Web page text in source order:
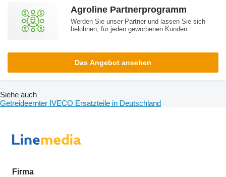
Agroline Partnerprogramm
Werden Sie unser Partner und lassen Sie sich
belohnen, für jeden geworbenen Kunden
Das Angebot ansehen
Siehe auch
Getreideernter IVECO Ersatzteile in Deutschland
Firma